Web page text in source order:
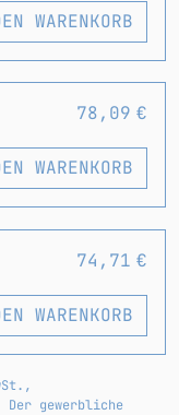
WARENKORB
78,09 €
WARENKORB
74,71 €
WARENKORB
Der gewerbliche